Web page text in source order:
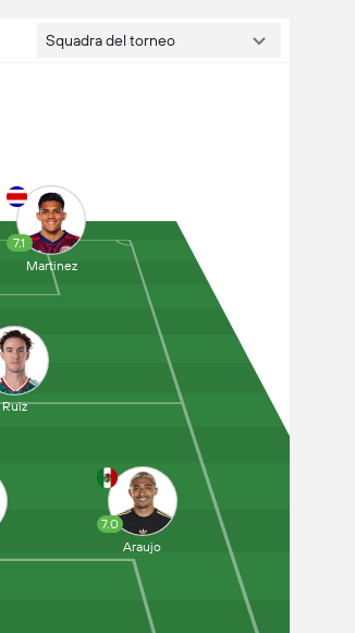
Squadra del torneo
7.1
Martinez
Ruiz
7.0
Araujo